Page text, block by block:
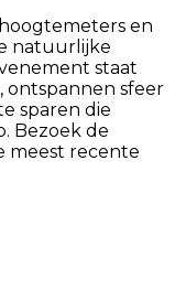
en
natuurlijke
staat
ontspannen sfeer
sparen die
Bezoek de
meest recente